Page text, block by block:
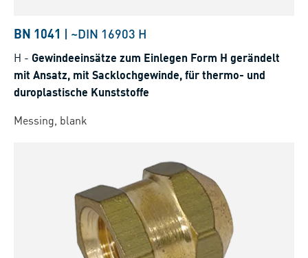
BN 1041 | ~DIN 16903 H
H - Gewindeeinsätze zum Einlegen Form H gerändelt
mit Ansatz, mit Sacklochgewinde, für thermo- und
duroplastische Kunststoffe
Messing, blank